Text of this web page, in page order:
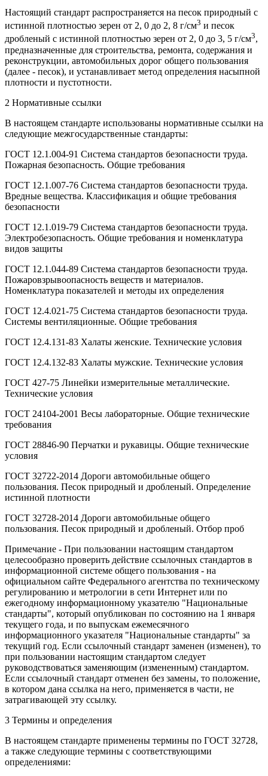
Настоящий стандарт распространяется на песок природный с
истинной плотностью зерен от 2, 0 до 2, 8 г/см3 и песок
дробленый с истинной плотностью зерен от 2, 0 до 3, 5 г/см3,
предназначенные для строительства, ремонта, содержания и
реконструкции, автомобильных дорог общего пользования
(далее - песок), и устанавливает метод определения насыпной
плотности и пустотности.
2 Нормативные ссылки
В настоящем стандарте использованы нормативные ссылки на
следующие межгосударственные стандарты:
ГОСТ 12.1.004-91 Система стандартов безопасности труда.
Пожарная безопасность. Общие требования
ГОСТ 12.1.007-76 Система стандартов безопасности труда.
Вредные вещества. Классификация и общие требования
безопасности
ГОСТ 12.1.019-79 Система стандартов безопасности труда.
Электробезопасность. Общие требования и номенклатура
видов защиты
ГОСТ 12.1.044-89 Система стандартов безопасности труда.
Пожаровзрывоопасность веществ и материалов.
Номенклатура показателей и методы их определения
ГОСТ 12.4.021-75 Система стандартов безопасности труда.
Системы вентиляционные. Общие требования
ГОСТ 12.4.131-83 Халаты женские. Технические условия
ГОСТ 12.4.132-83 Халаты мужские. Технические условия
ГОСТ 427-75 Линейки измерительные металлические.
Технические условия
ГОСТ 24104-2001 Весы лабораторные. Общие технические
требования
ГОСТ 28846-90 Перчатки и рукавицы. Общие технические
условия
ГОСТ 32722-2014 Дороги автомобильные общего
пользования. Песок природный и дробленый. Определение
истинной плотности
ГОСТ 32728-2014 Дороги автомобильные общего
пользования. Песок природный и дробленый. Отбор проб
Примечание - При пользовании настоящим стандартом
целесообразно проверить действие ссылочных стандартов в
информационной системе общего пользования - на
официальном сайте Федерального агентства по техническому
регулированию и метрологии в сети Интернет или по
ежегодному информационному указателю "Национальные
стандарты", который опубликован по состоянию на 1 января
текущего года, и по выпускам ежемесячного
информационного указателя "Национальные стандарты" за
текущий год. Если ссылочный стандарт заменен (изменен), то
при пользовании настоящим стандартом следует
руководствоваться заменяющим (измененным) стандартом.
Если ссылочный стандарт отменен без замены, то положение,
в котором дана ссылка на него, применяется в части, не
затрагивающей эту ссылку.
3 Термины и определения
В настоящем стандарте применены термины по ГОСТ 32728,
а также следующие термины с соответствующими
определениями: